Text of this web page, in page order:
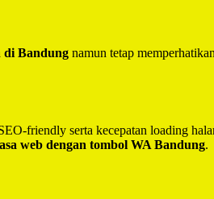
di Bandung namun tetap
friendly serta kecepatan loading
web dengan tombol WA Bandung.